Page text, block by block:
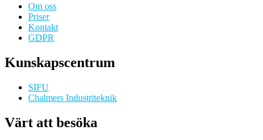
Om oss
Priser
Kontakt
GDPR
Kunskapscentrum
SIFU
Chalmers Industriteknik
Värt att besöka